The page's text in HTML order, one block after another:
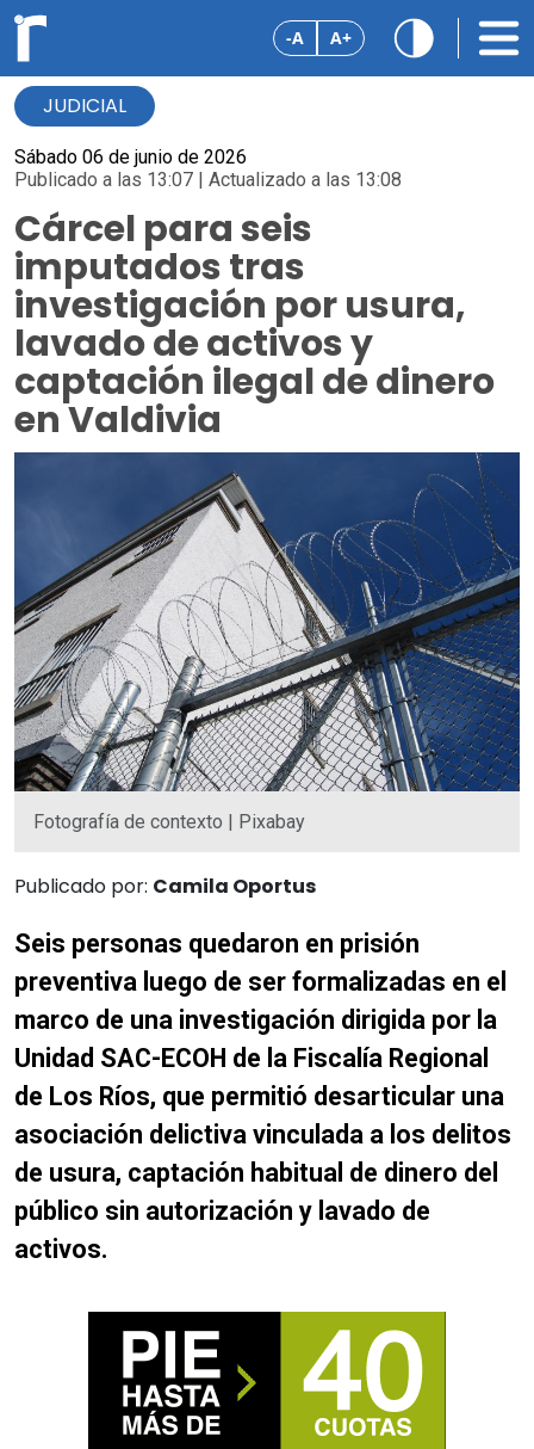
-A A+
JUDICIAL
Sábado 06 de junio de 2026
Publicado a las 13:07 | Actualizado a las 13:08
Cárcel para seis
imputados tras
investigación por usura,
lavado de activos y
captación ilegal de dinero
en Valdivia
Fotografía de contexto | Pixabay
Publicado por: Camila Oportus
Seis personas quedaron en prisión
preventiva luego de ser formalizadas en el
marco de una investigación dirigida por la
Unidad SAC-ECOH de la Fiscalía Regional
de Los Ríos, que permitió desarticular una
asociación delictiva vinculada a los delitos
de usura, captación habitual de dinero del
público sin autorización y lavado de
activos.